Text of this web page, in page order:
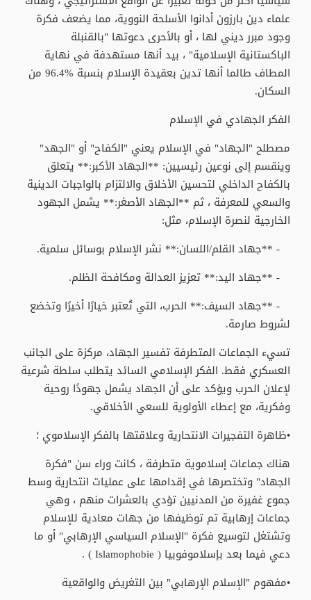
علماء دين بارزون أدانوا الأسلحة النووية، مما يضعف فكرة
وجود مبرر ديني لها ، أو بالأحرى دعوتها "بالقنبلة
الباكستانية الإسلامية" ، بيد أنها مستهدفة في نهاية
المطاف طالما أنها تدين بعقيدة الإسلام بنسبة %96.4 من
السكان.
الفكر الجهادي في الإسلام
مصطلح "الجهاد" في الإسلام يعني "الكفاح" أو "الجهد"
وينقسم إلى نوعين رئيسيين: **الجهاد الأكبر:** يتعلق
بالكفاح الداخلي لتحسين الأخلاق والالتزام بالواجبات الدينية
والسعي للمعرفة ، ثم **الجهاد الأصغر:** يشمل الجهود
الخارجية لنصرة الإسلام، مثل:
- **جهاد القلم/اللسان:** نشر الإسلام بوسائل سلمية.
- **جهاد اليد:** تعزيز العدالة ومكافحة الظلم.
- **جهاد السيف:** الحرب، التي تُعتبر خيارًا أخيرًا وتخضع
لشروط صارمة.
تسيء الجماعات المتطرفة تفسير الجهاد، مركزة على الجانب
العسكري فقط. الفكر الإسلامي السائد يتطلب سلطة شرعية
لإعلان الحرب ويؤكد على أن الجهاد يشمل جهودًا روحية
وفكرية، مع إعطاء الأولوية للسعي الأخلاقي.
•ظاهرة التفجيرات الانتحارية وعلاقتها بالفكر الإسلاموي ؛
هناك جماعات إسلاموية متطرفة ، كانت وراء سن "فكرة
الجهاد" وتختصرها في إقدامها على عمليات انتحارية وسط
جموع غفيرة من المدنيين تؤدي بالعشرات منهم ، وهي
جماعات إرهابية تم توظيفها من جهات معادية للإسلام
وتشتغل لتوسيع فكرة "الإسلام السياسي الإرهابي" أو ما
دعي فيما بعد بإسلاموفوبيا ( Islamophobie ) .
•مفهوم "الإسلام الإرهابي" بين التغريض والواقعية